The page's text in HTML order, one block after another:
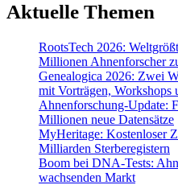
Aktuelle Themen
RootsTech 2026:
Millionen Ahnenforscher
Genealogica 2026: Zwei
mit Vorträgen, Workshops
Ahnenforschung-Update:
Millionen neue Datensätze
MyHeritage: Kostenloser
Milliarden Sterberegistern
Boom bei DNA-Tests:
wachsenden Markt